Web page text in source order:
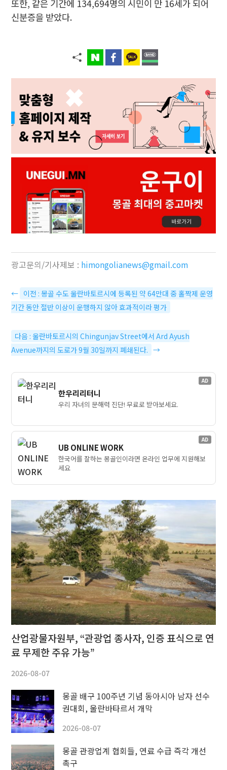
또한, 같은 기간에 134,694명의 시민이 만 16세가 되어
신분증을 받았다.
광고문의/기사제보 : himongolianews@gmail.com
← 이전 : 몽골 수도 울란바토르시에 등록된 약 64만대 중 홀짝제 운영
기간 동안 절반 이상이 운행하지 않아 효과적이라 평가
다음 : 울란바토르시의 Chingunjav Street에서 Ard Ayush
Avenue까지의 도로가 9월 30일까지 폐쇄된다. →
AD
한우리리터니
우리 자녀의 문해력 진단! 무료로 받아보세요.
AD
UB ONLINE WORK
한국어를 잘하는 몽골인이라면 온라인 업무에 지원해보
세요
산업광물자원부, “관광업 종사자, 인증 표식으로 연
료 무제한 주유 가능”
2026-08-07
몽골 배구 100주년 기념 동아시아 남자 선수
권대회, 울란바타르서 개막
2026-08-07
몽골 관광업계 협회들, 연료 수급 즉각 개선
촉구